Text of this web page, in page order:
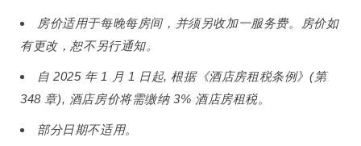
房价适用于每晚每房间，并须另收加一服务费。房价如
有更改，恕不另行通知。
自 2025 年 1 月 1 日起, 根据《酒店房租税条例》(第
348 章), 酒店房价将需缴纳 3% 酒店房租税。
部分日期不适用。